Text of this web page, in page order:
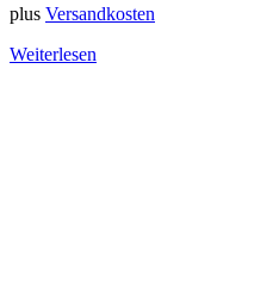
plus Versandkosten
Weiterlesen